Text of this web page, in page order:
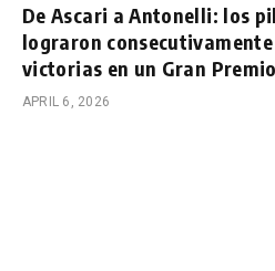
De Ascari a Antonelli: los
lograron
victorias en un Gran Premio
APRIL 6, 2026